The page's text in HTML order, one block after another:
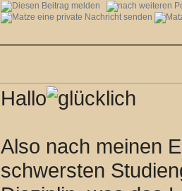
Hallo
Also nach meinen
schwersten